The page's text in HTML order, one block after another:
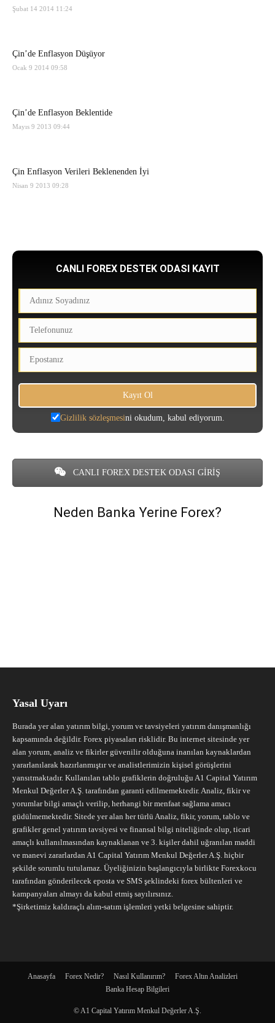
Şubat 14 2014 11:24
Çin’de Enflasyon Düşüyor
Ocak 9 2014 09:58
Çin’de Enflasyon Beklentide
Mayıs 9 2013 09:44
Çin Enflasyon Verileri Beklenenden İyi
Nisan 9 2013 09:28
CANLI FOREX DESTEK ODASI KAYIT
Gizlilik sözleşmesini okudum, kabul ediyorum.
CANLI FOREX DESTEK ODASI GİRİŞ
Neden Banka Yerine Forex?
Yasal Uyarı
Burada yer alan yatırım bilgi, yorum ve tavsiyeleri yatırım danışmanlığı
kapsamında değildir. Forex piyasaları risklidir. Bu internet sitesinde yer
alan yorum, analiz ve fikirler güvenilir olduğuna inanılan kaynaklardan
yararlanılarak hazırlanmıştır ve analistlerimizin kişisel görüşlerini
yansıtmaktadır. Kullanılan tablo grafiklerin doğruluğu A1 Capital Yatırım
Menkul Değerler A.Ş. tarafından garanti edilmemektedir. Analiz, fikir ve
yorumlar bilgi amaçlı verilip, herhangi bir menfaat sağlama amacı
güdülmemektedir. Sitede yer alan her türlü Analiz, fikir, yorum, tablo ve
grafikler genel yatırım tavsiyesi ve finansal bilgi niteliğinde olup, ticari
amaçlı kullanılmasından kaynaklanan ve 3. kişiler dahil uğranılan maddi
ve manevi zararlardan A1 Capital Yatırım Menkul Değerler A.Ş. hiçbir
şekilde sorumlu tutulamaz. Üyeliğinizin başlangıcıyla birlikte Forexkocu
tarafından gönderilecek eposta ve SMS şeklindeki forex bültenleri ve
kampanyaları almayı da kabul etmiş sayılırsınız.
*Şirketimiz kaldıraçlı alım-satım işlemleri yetki belgesine sahiptir.
Anasayfa Forex Nedir? Nasıl Kullanırım?
Forex Altın Analizleri
Banka Hesap Bilgileri
© A1 Capital Yatırım Menkul Değerler A.Ş.